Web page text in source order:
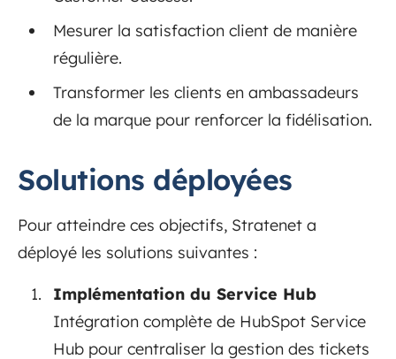
Mesurer la satisfaction client de manière
régulière.
Transformer les clients en ambassadeurs
de la marque pour renforcer la fidélisation.
Solutions déployées
Pour atteindre ces objectifs, Stratenet a
déployé les solutions suivantes :
Implémentation du Service Hub
Intégration complète de HubSpot Service
Hub pour centraliser la gestion des tickets